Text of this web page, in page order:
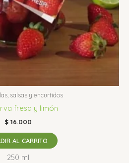
salsas y encurtidos
fresa y limón
$16.000
AL CARRITO
250 ml